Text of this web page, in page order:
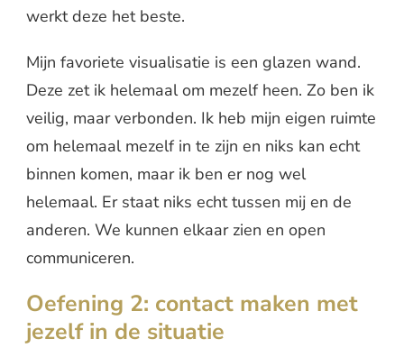
werkt deze het beste.
Mijn favoriete visualisatie is een glazen wand.
Deze zet ik helemaal om mezelf heen. Zo ben ik
veilig, maar verbonden. Ik heb mijn eigen ruimte
om helemaal mezelf in te zijn en niks kan echt
binnen komen, maar ik ben er nog wel
helemaal. Er staat niks echt tussen mij en de
anderen. We kunnen elkaar zien en open
communiceren.
Oefening 2: contact maken met
jezelf in de situatie